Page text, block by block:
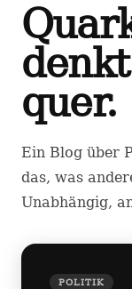
denkt
quer.
Ein Blog über
das, was
Unabhängig,
POLITIK